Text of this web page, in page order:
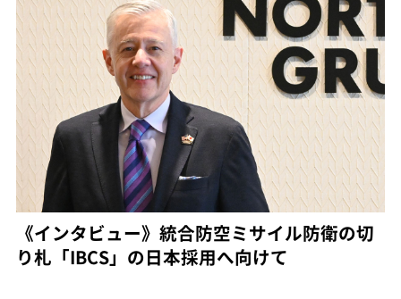
《インタビュー》統合防空ミサイル防衛の切
り札「IBCS」の日本採用へ向けて